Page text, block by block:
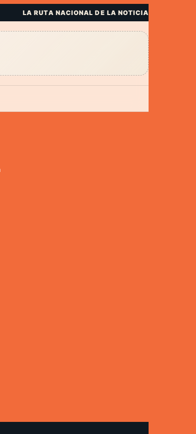
LA RUTA NACIONAL DE LA NOTICIA